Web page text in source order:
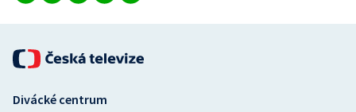
Divácké centrum